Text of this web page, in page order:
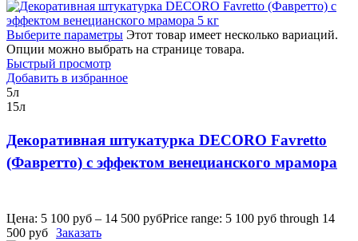
Выберите параметры Этот товар имеет несколько вариаций.
Опции можно выбрать на странице товара.
Быстрый просмотр
Добавить в избранное
5л
15л
Декоративная штукатурка DECORO Favretto
(Фавретто) с эффектом венецианского мрамора
Цена: 5 100 руб – 14 500 рубPrice range: 5 100 руб through 14
500 руб Заказать